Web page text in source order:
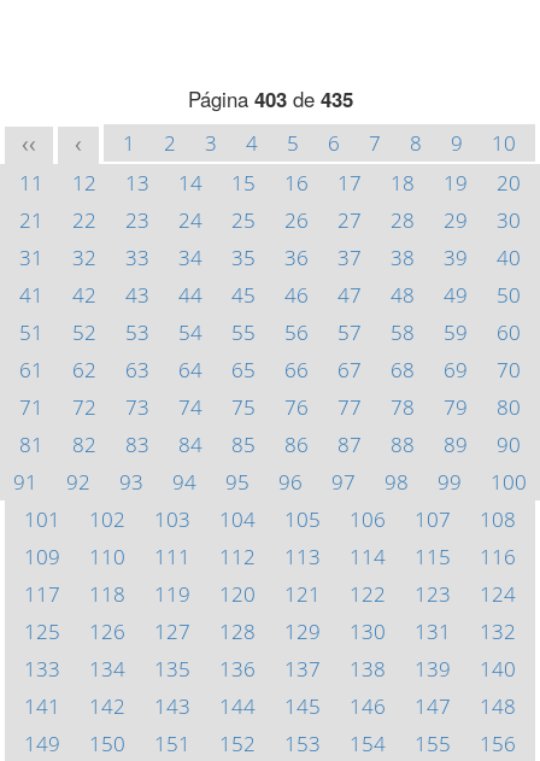
Página 403de 435
<< < 1 2 3 4 5 6 7 8 9
10
11
12 13 14 15 16 17 18 19
20
21
22 23 24 25 26 27 28 29
30
31
32 33 34 35 36 37 38 39
40
41
42 43 44 45 46 47 48 49
50
51
52 53 54 55 56 57 58 59
60
61
62 63 64 65 66 67 68 69
70
71
72 73 74 75 76 77 78 79
80
81
82 83 84 85 86 87 88 89
90
91
92 93 94 95 96 97 98 99
100
101
102 103 104 105 106 107
108
109
110 111 112 113 114 115
116
117
118 119 120 121 122 123
124
125
126 127 128 129 130 131
132
133
134 135 136 137 138 139
140
141
142 143 144 145 146 147
148
149
150 151 152 153 154 155
156